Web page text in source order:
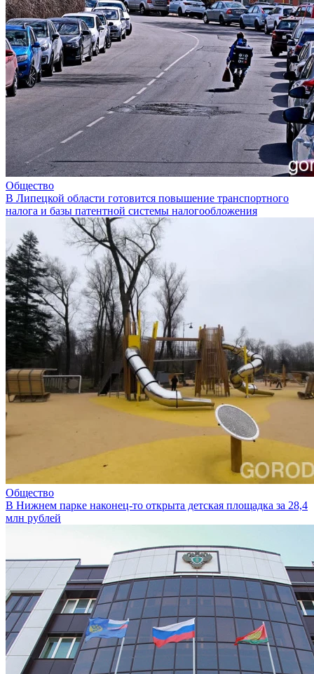
Общество
В Липецкой области готовится повышение транспортного
налога и базы патентной системы налогообложения
Общество
В Нижнем парке наконец-то открыта детская площадка за 28,4
млн рублей